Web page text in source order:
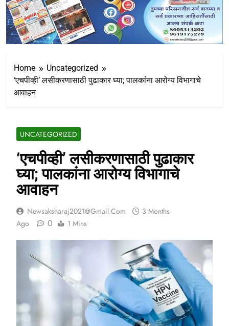
Home
Uncategorized
‘एचपीव्ही’ लसीकरणासाठी पुढाकार घ्या; पालकांना आरोग्य विभागाचे
आवाहन
UNCATEGORIZED
‘एचपीव्ही’ लसीकरणासाठी पुढाकार
घ्या; पालकांना आरोग्य विभागाचे
आवाहन
Newsaksharaj2021@gmail.com
3 Months
Ago
0 1 Mins